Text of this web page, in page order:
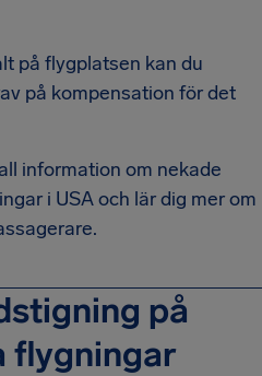
på flygplatsen kan du
på kompensation för det
information om nekade
i USA och lär dig mer om
på
flygningar